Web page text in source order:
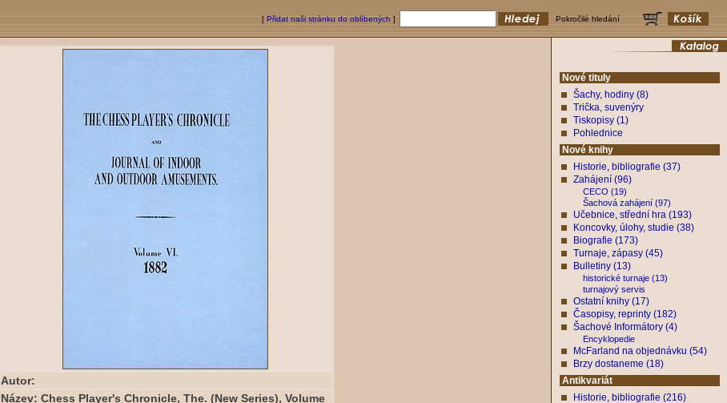
[ Přidat naši stránku do oblíbených ] Pokročilé hledání
Autor:
Název: Chess Player's Chronicle, The. (New Series), Volume
Nové tituly
Šachy, hodiny (8)
Trička, suvenýry
Tiskopisy (1)
Pohlednice
Nové knihy
Historie, bibliografie (37)
Zahájení (96)
CECO (19)
Šachová zahájení (97)
Učebnice, střední hra (193)
Koncovky, úlohy, studie (38)
Biografie (173)
Turnaje, zápasy (45)
Bulletiny (13)
historické turnaje (13)
turnajový servis
Ostatní knihy (17)
Časopisy, reprinty (182)
Šachové Informátory (4)
Encyklopedie
McFarland na objednávku (54)
Brzy dostaneme (18)
Antikvariát
Historie, bibliografie (216)